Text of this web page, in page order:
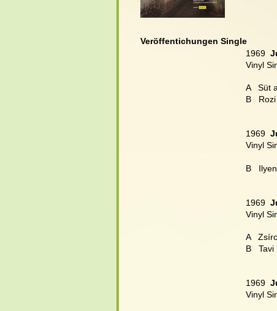
1969
Vinyl
A   Süt
B
1969
Vinyl
B
1969
Vinyl
A
B   Tavi
1969
Vinyl
Veröffentichungen Single